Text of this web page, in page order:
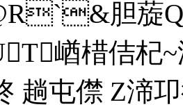
胆蔙
崷棤
趟屯僸 Z渧